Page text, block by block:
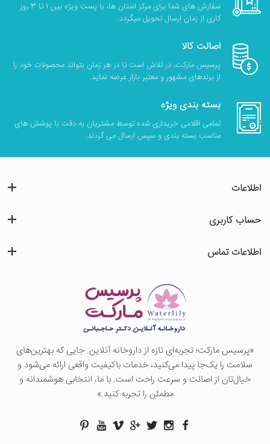
سفارش های شما برای مرکز استان ها، با پست ویژه بین 1 تا 3 روز
کاری از زمان ارسال تحویل میگردد.
اصالت کالا
پرسیس مارکت، در تلاش است تا در هر زمان بتواند محصولات خود را
از برندهای مشهور و معتبر بازار عرضه نماید.
بسته بندی ویژه
تمامی اقلامی خریداری شده توسط مشتریان به دقت با پوشش های
مناسب بسته بندی و سپس ارسال می گردند.
«پرسيس ماركت؛ تجربه‌ای تازه از داروخانه آنلاین. جایی که بهترین‌های
سلامت را یک‌جا پیدا می‌کنید، خدمات باکیفیت واقعی ارائه می‌شود و
خیال‌تان از اصالت و سرعت راحت است. با ما، انتخابی هوشمندانه و
مطمئن را تجربه کنید.»
اطلاعات
حساب کاربری
اطلاعات تماس